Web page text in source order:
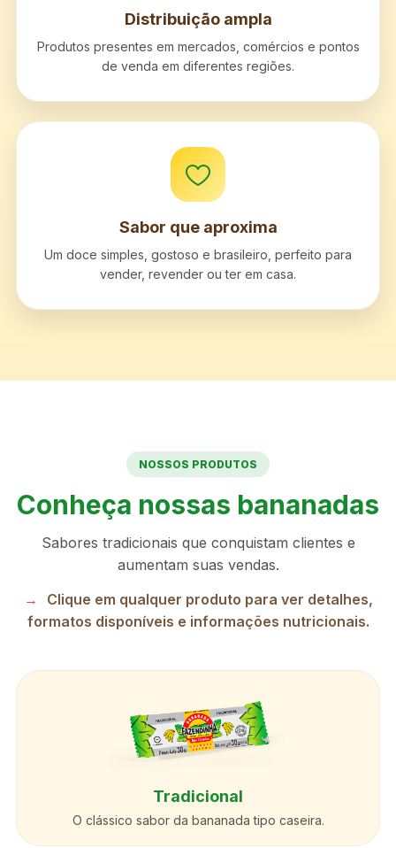
Distribuição ampla
Produtos presentes em mercados, comércios e pontos
de venda em diferentes regiões.
Sabor que aproxima
Um doce simples, gostoso e brasileiro, perfeito para
vender, revender ou ter em casa.
NOSSOS PRODUTOS
Conheça nossas bananadas
Sabores tradicionais que conquistam clientes e
aumentam suas vendas.
Clique em qualquer produto para ver detalhes,
formatos disponíveis e informações nutricionais.
Tradicional
O clássico sabor da bananada tipo caseira.